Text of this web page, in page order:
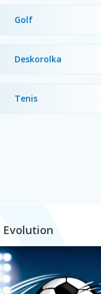
Golf
Deskorolka
Tenis
Evolution